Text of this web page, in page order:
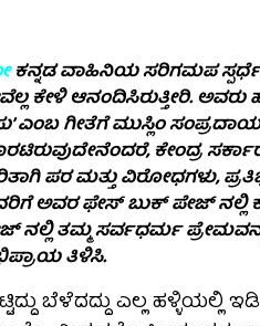
ಕನ್ನಡ ವಾಹಿನಿಯ ಸರಿಗಮಪ
ಕೇಳಿ ಆನಂದಿಸಿರುತ್ತೀರಿ.
ಎಂಬ ಗೀತೆಗೆ ಮುಸ್ಲಿಂ
ಕೇಂದ್ರ
ಪರ ಮತ್ತು ವಿರೋಧಗಳು,
ಅವರ ಫೇಸ್ ಬುಕ್ ಪೇಜ್ ನಲ್ಲಿ
ನಲ್ಲಿ ತಮ್ಮ ಸರ್ವಧರ್ಮ
ತಿಳಿಸಿ.
ಬೆಳೆದದ್ದು ಎಲ್ಲ